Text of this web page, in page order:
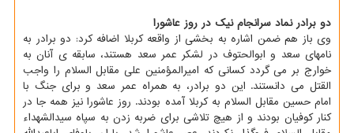
دو برادر نماد سرانجام نیک در روز عاشورا
وی باز هم ضمن اشاره به بخشی از واقعه کربلا اضافه کرد: دو برادر به
نامهای سعد و ابوالحتوف در لشکر عمر سعد هستند، سابقه ی آنان به
خوارج بر می گردد کسانی که امیرالمؤمنین علی مقابل السلام را واجب
القتل می دانستند. این دو برادر، به همراه عمر سعد و برای جنگ با
امام حسین مقابل السلام به کربلا آمده بودند. روز عاشورا نیز همه جا در
کنار کوفیان بودند و از هیچ تلاشی برای ضربه زدن به سپاه سیدالشهداء